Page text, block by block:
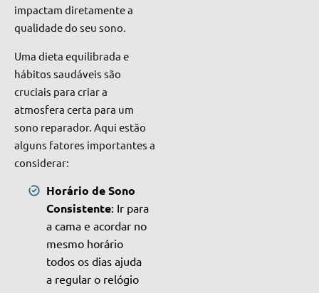
impactam diretamente a
qualidade do seu sono.
Uma dieta equilibrada e
hábitos saudáveis são
cruciais para criar a
atmosfera certa para um
sono reparador. Aqui estão
alguns fatores importantes a
considerar:
Horário de Sono
Consistente: Ir para
a cama e acordar no
mesmo horário
todos os dias ajuda
a regular o relógio